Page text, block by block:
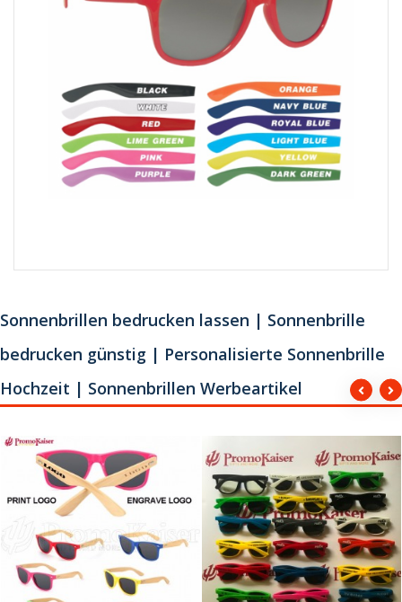
Sonnenbrillen bedrucken lassen | Sonnenbrille
bedrucken günstig | Personalisierte Sonnenbrille
Hochzeit | Sonnenbrillen Werbeartikel